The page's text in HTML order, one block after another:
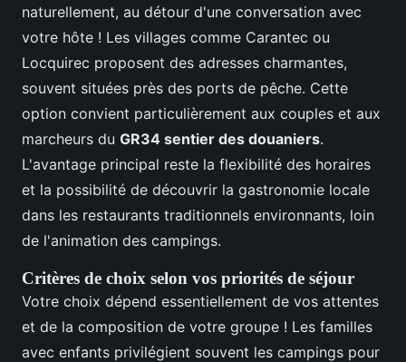
naturellement, au détour d'une conversation avec
votre hôte ! Les villages comme Carantec ou
Locquirec proposent des adresses charmantes,
souvent situées près des ports de pêche. Cette
option convient particulièrement aux couples et aux
marcheurs du GR34 sentier des douaniers.
L'avantage principal reste la flexibilité des horaires
et la possibilité de découvrir la gastronomie locale
dans les restaurants traditionnels environnants, loin
de l'animation des campings.
Critères de choix selon vos priorités de séjour
Votre choix dépend essentiellement de vos attentes
et de la composition de votre groupe ! Les familles
avec enfants privilégient souvent les campings pour